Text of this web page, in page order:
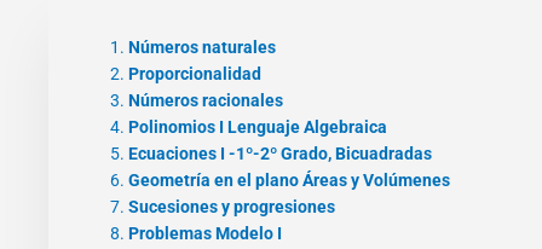
Números naturales
Proporcionalidad
Números racionales
Polinomios I Lenguaje Algebraica
Ecuaciones I -1º-2º Grado, Bicuadradas
Geometría en el plano Áreas y Volúmenes
Sucesiones y progresiones
Problemas Modelo I